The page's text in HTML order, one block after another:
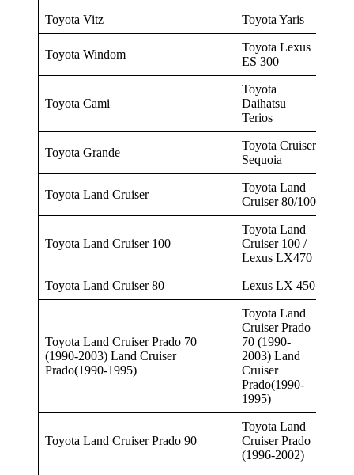
Toyota Vitz Toyota Yaris
Toyota Windom
Toyota Lexus
ES 300
Toyota Cami
Toyota
Daihatsu
Terios
Toyota Grande
Toyota Cruiser
Sequoia
Toyota Land Cruiser
Toyota Land
Cruiser 80/100
Toyota Land Cruiser 100
Toyota Land
Cruiser 100 /
Lexus LX470
Toyota Land Cruiser 80 Lexus LX 450
Toyota Land Cruiser Prado 70
(1990-2003) Land Cruiser
Prado(1990-1995)
Toyota Land
Cruiser Prado
70 (1990-
2003) Land
Cruiser
Prado(1990-
1995)
Toyota Land Cruiser Prado 90
Toyota Land
Cruiser Prado
(1996-2002)